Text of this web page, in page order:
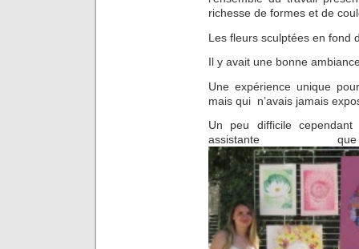
richesse de formes et de
Les fleurs sculptées en fond
Il y avait une bonne
Une expérience unique
mais qui n’avais jamais
Un peu difficile
assistante